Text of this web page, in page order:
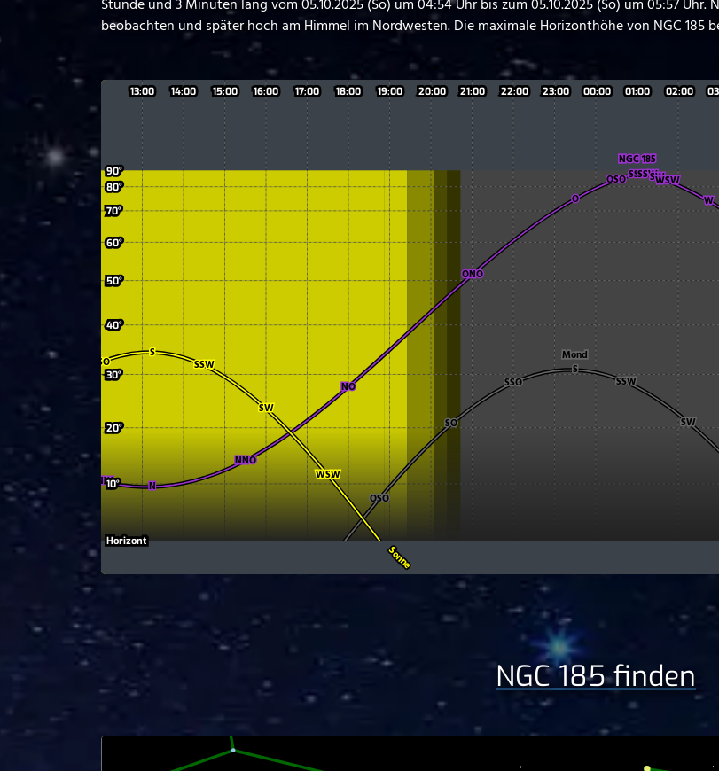
Stunde und 3 Minuten lang vom 05.10.2025 (So) um 04:54 Uhr bis zum 05.10.2025 (So) um 05:57
beobachten und später hoch am Himmel im Nordwesten. Die maximale Horizonthöhe von NGC 185
NGC 185 finden